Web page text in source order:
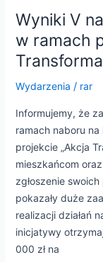
Wyniki V
w ramach
Wydarzenia / rar
Informujemy, że
ramach naboru
projekcie „Akcja
mieszkańcom
zgłoszenie
pokazały duże
realizacji działań
inicjatywy
000 zł na